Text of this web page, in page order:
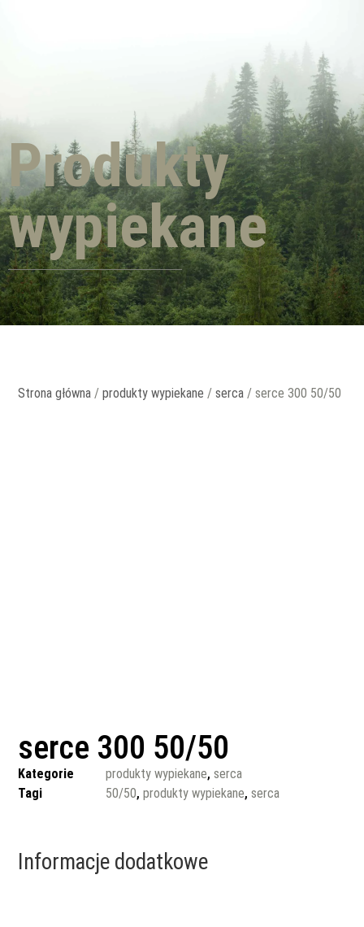
Produkty
wypiekane
Strona główna /produkty wypiekane /serca / serce 300 50/50
serce 300 50/50
Kategorie produkty wypiekane,serca
Tagi
50/50,produkty wypiekane,serca
Informacje dodatkowe